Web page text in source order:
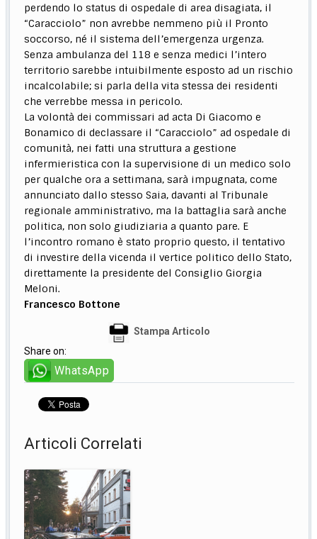
perdendo lo status di ospedale di area disagiata, il
“Caracciolo” non avrebbe nemmeno più il Pronto
soccorso, né il sistema dell’emergenza urgenza.
Senza ambulanza del 118 e senza medici l’intero
territorio sarebbe intuibilmente esposto ad un rischio
incalcolabile; si parla della vita stessa dei residenti
che verrebbe messa in pericolo.
La volontà dei commissari ad acta Di Giacomo e
Bonamico di declassare il “Caracciolo” ad ospedale di
comunità, nei fatti una struttura a gestione
infermieristica con la supervisione di un medico solo
per qualche ora a settimana, sarà impugnata, come
annunciato dallo stesso Saia, davanti al Tribunale
regionale amministrativo, ma la battaglia sarà anche
politica, non solo giudiziaria a quanto pare. E
l’incontro romano è stato proprio questo, il tentativo
di investire della vicenda il vertice politico dello Stato,
direttamente la presidente del Consiglio Giorgia
Meloni.
Francesco Bottone
Stampa Articolo
Share on:
WhatsApp
Articoli Correlati